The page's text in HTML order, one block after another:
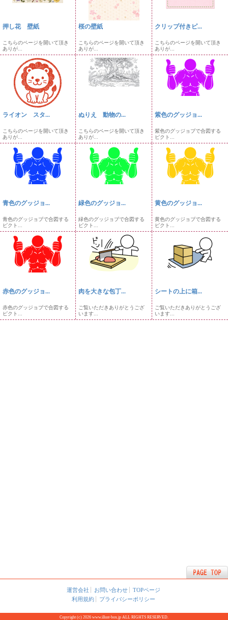
押し花 壁紙
こちらのページを開いて頂き
ありが...
桜の壁紙
こちらのページを開いて頂き
ありが...
クリップ付きピ...
こちらのページを開いて頂き
ありが...
ライオン スタ...
こちらのページを開いて頂き
ありが...
ぬりえ 動物の...
こちらのページを開いて頂き
ありが...
紫色のグッジョ...
紫色のグッジョブで合図する
ピクト...
青色のグッジョ...
青色のグッジョブで合図する
ピクト...
緑色のグッジョ...
緑色のグッジョブで合図する
ピクト...
黄色のグッジョ...
黄色のグッジョブで合図する
ピクト...
赤色のグッジョ...
赤色のグッジョブで合図する
ピクト...
肉を大きな包丁...
ご覧いただきありがとうござ
います...
シートの上に箱...
ご覧いただきありがとうござ
います...
運営会社 お問い合わせ
TOPページ
利用規約
プライバシーポリシー
Copyright (c) 2026 www.illust-box.jp ALL RIGHTS RESERVED.